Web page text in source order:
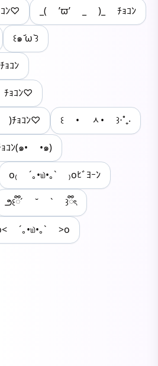
ﾝ♡ _( ’ϖ’ _ )_ ﾁｮｺﾝ
꒰๑ ᷄ω ᷅꒱
ｺﾝ
ｺﾝ♡
ﾁｮｺﾝ♡ ꒰ • ᆺ• ꒱⋅˚₊‧
ｮｺﾝ(๑• •๑)
o₍ ´｡•௰•｡` ₎oﾋﾞﾖｰﾝ
౨꒰ྀི´ ˘ ` ꒱ྀིৎ
´｡•௰•｡` >o